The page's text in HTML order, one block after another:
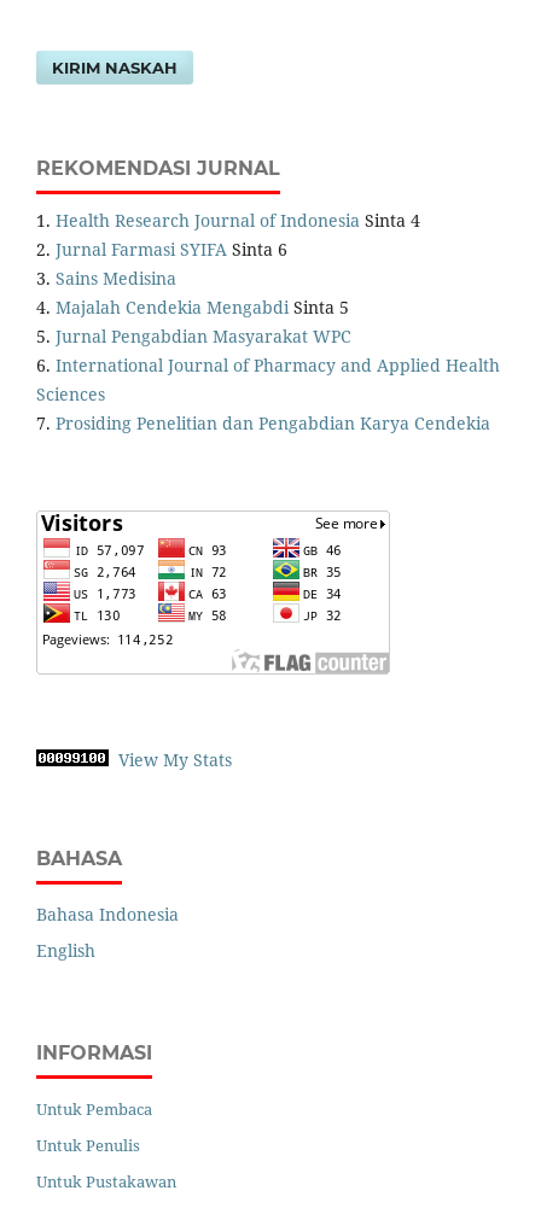
KIRIM NASKAH
REKOMENDASI JURNAL
1. Health Research Journal of Indonesia Sinta 4
2. Jurnal Farmasi SYIFA Sinta 6
3. Sains Medisina
4. Majalah Cendekia MengabdiSinta 5
5. Jurnal Pengabdian Masyarakat WPC
6. International Journal of Pharmacy and Applied Health
Sciences
7. Prosiding Penelitian dan Pengabdian Karya Cendekia
View My Stats
BAHASA
Bahasa Indonesia
English
INFORMASI
Untuk Pembaca
Untuk Penulis
Untuk Pustakawan